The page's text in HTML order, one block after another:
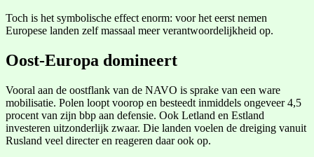
Toch is het symbolische effect enorm: voor het eerst nemen
Europese landen zelf massaal meer verantwoordelijkheid op.
Oost-Europa domineert
Vooral aan de oostflank van de NAVO is sprake van een ware
mobilisatie. Polen loopt voorop en besteedt inmiddels ongeveer 4,5
procent van zijn bbp aan defensie. Ook Letland en Estland
investeren uitzonderlijk zwaar. Die landen voelen de dreiging vanuit
Rusland veel directer en reageren daar ook op.